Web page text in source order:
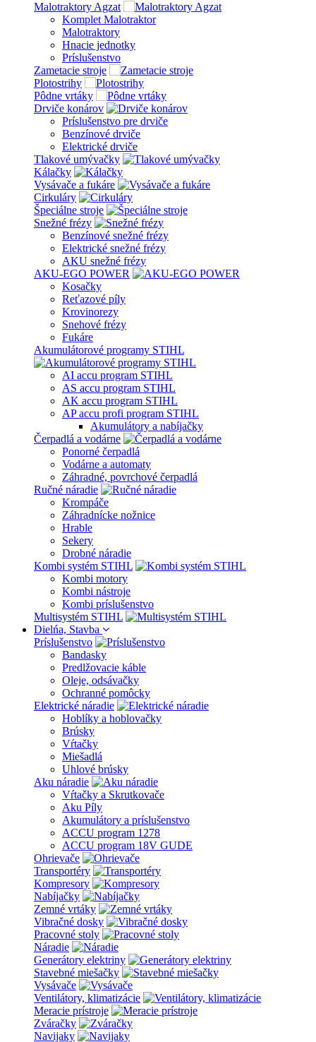
Malotraktory Agzat
Komplet Malotraktor
Malotraktory
Hnacie jednotky
Príslušenstvo
Zametacie stroje
Plotostrihy
Pôdne vrtáky
Drviče konárov
Príslušenstvo pre drviče
Benzínové drviče
Elektrické drviče
Tlakové umývačky
Kálačky
Vysávače a fukáre
Cirkuláry
Špeciálne stroje
Snežné frézy
Benzínové snežné frézy
Elektrické snežné frézy
AKU snežné frézy
AKU-EGO POWER
Kosačky
Reťazové píly
Krovinorezy
Snehové frézy
Fukáre
Akumulátorové programy STIHL
AI accu program STIHL
AS accu program STIHL
AK accu program STIHL
AP accu profi program STIHL
Akumulátory a nabíjačky
Čerpadlá a vodárne
Ponorné čerpadlá
Vodárne a automaty
Záhradné, povrchové čerpadlá
Ručné náradie
Krompáče
Záhradnícke nožnice
Hrable
Sekery
Drobné náradie
Kombi systém STIHL
Kombi motory
Kombi nástroje
Kombi príslušenstvo
Multisystém STIHL
Dielńa, Stavba
Príslušenstvo
Bandasky
Predlžovacie káble
Oleje, odsávačky
Ochranné pomôcky
Elektrické náradie
Hoblíky a hoblovačky
Brúsky
Vŕtačky
Miešadlá
Uhlové brúsky
Aku náradie
Vŕtačky a Skrutkovače
Aku Píly
Akumulátory a príslušenstvo
ACCU program 1278
ACCU program 18V GUDE
Ohrievače
Transportéry
Kompresory
Nabíjačky
Zemné vrtáky
Vibračné dosky
Pracovné stoly
Náradie
Generátory elektriny
Stavebné miešačky
Vysávače
Ventilátory, klimatizácie
Meracie prístroje
Zváračky
Navijaky